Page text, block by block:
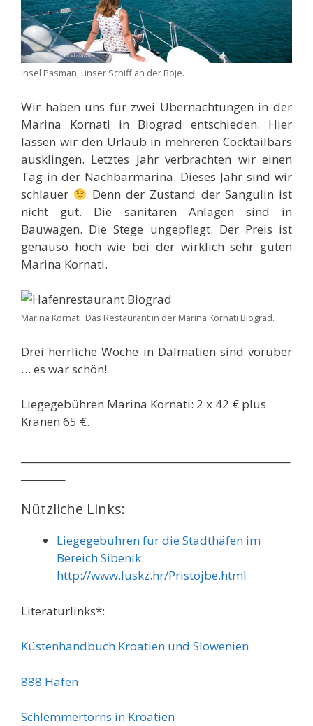
Insel Pasman, unser Schiff an der Boje.
Wir haben uns für zwei Übernachtungen in der
Marina Kornati in Biograd entschieden. Hier
lassen wir den Urlaub in mehreren Cocktailbars
ausklingen. Letztes Jahr verbrachten wir einen
Tag in der Nachbarmarina. Dieses Jahr sind wir
schlauer
Denn der Zustand der Sangulin ist
nicht gut. Die sanitären Anlagen sind in
Bauwagen. Die Stege ungepflegt. Der Preis ist
genauso hoch wie bei der wirklich sehr guten
Marina Kornati.
Marina Kornati. Das Restaurant in der Marina Kornati Biograd.
Drei herrliche Woche in Dalmatien sind vorüber
… es war schön!
Liegegebühren Marina Kornati: 2 x 42 € plus
Kranen 65 €.
Nützliche Links:
Liegegebühren für die Stadthäfen im
Bereich Sibenik:
http://www.luskz.hr/Pristojbe.html
Literaturlinks*:
Küstenhandbuch Kroatien und Slowenien
888 Häfen
Schlemmertörns in Kroatien